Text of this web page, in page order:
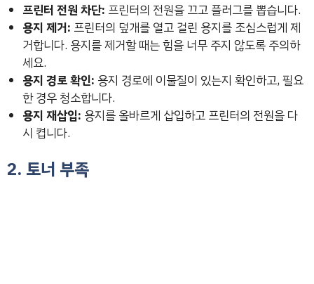
프린터 전원 차단: 프린터의 전원을 끄고 플러그를 뽑습니다.
용지 제거: 프린터의 덮개를 열고 걸린 용지를 조심스럽게 제
거합니다. 용지를 제거할 때는 힘을 너무 주지 않도록 주의하
세요.
용지 경로 확인: 용지 경로에 이물질이 있는지 확인하고, 필요
한 경우 청소합니다.
용지 재삽입: 용지를 올바르게 삽입하고 프린터의 전원을 다
시 켭니다.
2. 토너 부족